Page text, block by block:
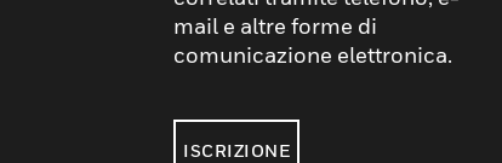
mail e altre forme di
comunicazione elettronica.
ISCRIZIONE